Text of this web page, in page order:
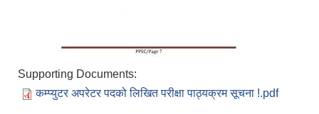
Supporting Documents:
कम्प्युटर अपरेटर पदको लिखित परीक्षा पाठ्यक्रम सूचना !.pdf